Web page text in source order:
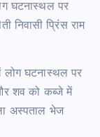
घटनास्थल पर
निवासी प्रिंस राम
लोग घटनास्थल पर
शव को कब्जे में
अस्पताल भेज